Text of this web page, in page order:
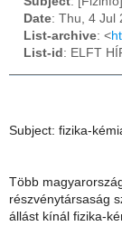
Date: Thu, 4 Jul
List-archive: <
List-id : ELFT
Subject: fizika-
Több
részvénytársaság
állást kínál fizika-